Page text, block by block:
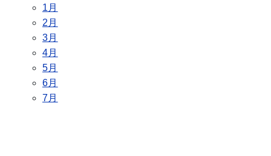
1月
2月
3月
4月
5月
6月
7月